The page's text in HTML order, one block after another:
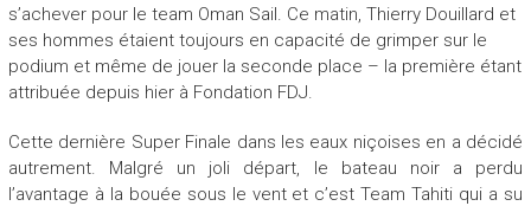
s’achever pour le team Oman Sail. Ce matin, Thierry Douillard et
ses hommes étaient toujours en capacité de grimper sur le
podium et même de jouer la seconde place – la première étant
attribuée depuis hier à Fondation FDJ.
Cette dernière Super Finale dans les eaux niçoises en a décidé
autrement. Malgré un joli départ, le bateau noir a perdu
l’avantage à la bouée sous le vent et c’est Team Tahiti qui a su